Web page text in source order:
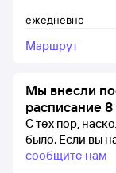
ежедневно
Маршрут
Мы внесли
расписание 8
С тех пор,
было. Если вы
сообщите нам